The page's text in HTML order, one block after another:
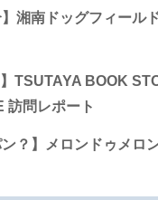
】湘南ドッグフィール
TSUTAYA BOOK
訪問レポート
ン？】メロンドゥメロ